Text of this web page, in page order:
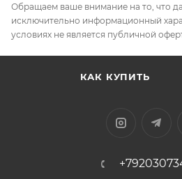
Обращаем ваше внимание на то, что
исключительно информационный
условиях не является публичной
КАК КУПИТЬ